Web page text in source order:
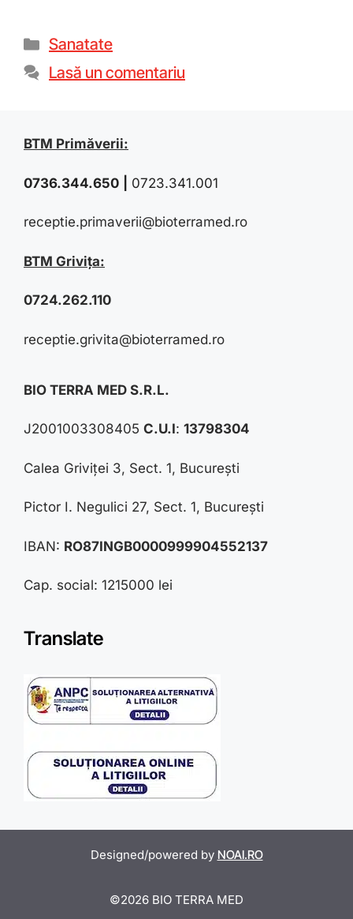
Sanatate
Lasă un comentariu
BTM Primăverii:
0736.344.650 0723.341.001
receptie.primaverii@bioterramed.ro
BTM Grivița:
0724.262.110
receptie.grivita@bioterramed.ro
BIO TERRA MED S.R.L.
J2001003308405 C.U.I: 13798304
Calea Griviței 3, Sect. 1, București
Pictor I. Negulici 27, Sect. 1, București
IBAN: RO87INGB0000999904552137
Cap. social: 1215000 lei
Translate
Designed/powered by NOAI.RO
©2026 BIO TERRA MED